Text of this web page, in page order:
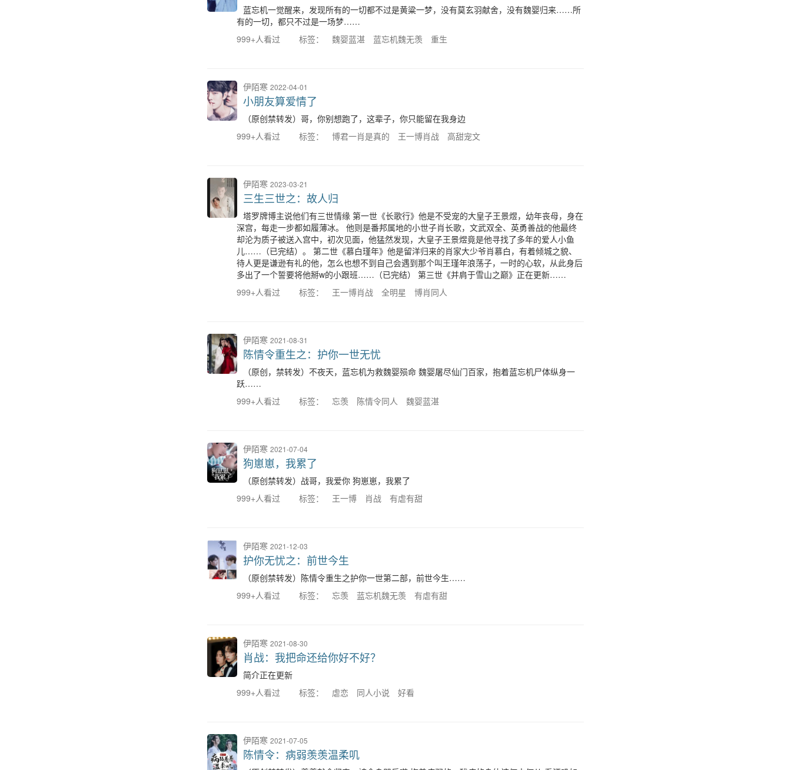
蓝忘机一觉醒来，发现所有的一切都不过是黄粱一梦，没有莫玄羽献舍，没有魏婴归来……所
有的一切，都只不过是一场梦……
999+人看过
标签： 魏婴蓝湛 蓝忘机魏无羡 重生
伊陌寒 2022-04-01
小朋友算爱情了
（原创禁转发）哥，你别想跑了，这辈子，你只能留在我身边
999+人看过
标签： 博君一肖是真的 王一博肖战 高甜宠文
伊陌寒 2023-03-21
三生三世之：故人归
塔罗牌博主说他们有三世情缘 第一世《长歌行》他是不受宠的大皇子王景煜，幼年丧母，身在
深宫，每走一步都如履薄冰。 他则是番邦属地的小世子肖长歌，文武双全、英勇善战的他最终
却沦为质子被送入宫中，初次见面，他猛然发现，大皇子王景煜竟是他寻找了多年的爱人小鱼
儿……（已完结）。 第二世《慕白瑾年》他是留洋归来的肖家大少爷肖慕白，有着倾城之貌、
待人更是谦逊有礼的他，怎么也想不到自己会遇到那个叫王瑾年浪荡子，一时的心软，从此身后
多出了一个誓要将他掰w的小跟班……（已完结） 第三世《并肩于雪山之巅》正在更新……
999+人看过
标签： 王一博肖战 全明星 博肖同人
伊陌寒 2021-08-31
陈情令重生之：护你一世无忧
（原创，禁转发）不夜天，蓝忘机为救魏婴殒命 魏婴屠尽仙门百家，抱着蓝忘机尸体纵身一
跃……
999+人看过
标签： 忘羡 陈情令同人 魏婴蓝湛
伊陌寒 2021-07-04
狗崽崽，我累了
（原创禁转发）战哥，我爱你 狗崽崽，我累了
999+人看过
标签： 王一博 肖战 有虐有甜
伊陌寒 2021-12-03
护你无忧之：前世今生
（原创禁转发）陈情令重生之护你一世第二部，前世今生……
999+人看过
标签： 忘羡 蓝忘机魏无羡 有虐有甜
伊陌寒 2021-08-30
肖战：我把命还给你好不好？
简介正在更新
999+人看过
标签： 虐恋 同人小说 好看
伊陌寒 2021-07-05
陈情令：病弱羡羡温柔叽